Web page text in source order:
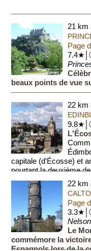
21 km
Page
beaux points de vue
22 km
capitale (d'Écosse) et
pourtant la deuxième
22 km
Page
Nelson
Le
commémore la
Espagnols lors de la